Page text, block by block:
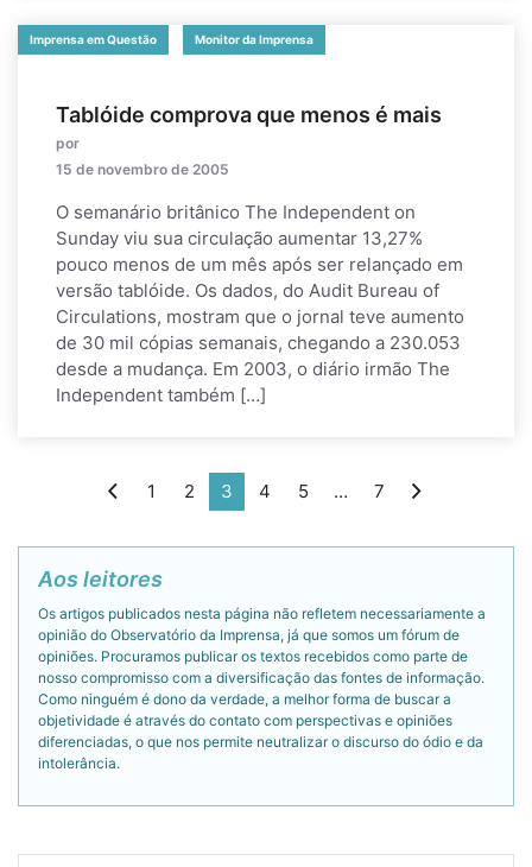
Imprensa em Questão Monitor da Imprensa
Tablóide comprova que menos é mais
por
15 de novembro de 2005
O semanário britânico The Independent on
Sunday viu sua circulação aumentar 13,27%
pouco menos de um mês após ser relançado em
versão tablóide. Os dados, do Audit Bureau of
Circulations, mostram que o jornal teve aumento
de 30 mil cópias semanais, chegando a 230.053
desde a mudança. Em 2003, o diário irmão The
Independent também […]
1 2 3 4 5 … 7
Aos leitores
Os artigos publicados nesta página não refletem necessariamente a
opinião do Observatório da Imprensa, já que somos um fórum de
opiniões. Procuramos publicar os textos recebidos como parte de
nosso compromisso com a diversificação das fontes de informação.
Como ninguém é dono da verdade, a melhor forma de buscar a
objetividade é através do contato com perspectivas e opiniões
diferenciadas, o que nos permite neutralizar o discurso do ódio e da
intolerância.